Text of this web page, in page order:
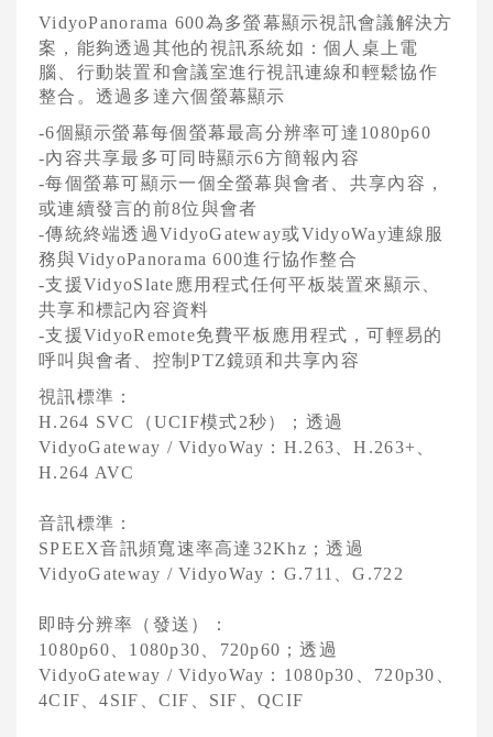
AVAYA視訊會議系統
VCPLUS雲端視訊會議服務
視訊研討會與活動規劃
Logitech視訊會議系統
Jabra 整合通訊系統
Konftel UC整合通訊
Vidyo 視訊會議系統
Vidyo 行動視訊系統
Vidyo 會議室視訊系統
Vidyo 擬真視訊系統
Vidyo 促銷優惠
AVer 視訊會議系統
VidyoPanorama 600為多螢幕顯示視訊會議解決方
案，能夠透過其他的視訊系統如：個人桌上電
腦、行動裝置和會議室進行視訊連線和輕鬆協作
整合。透過多達六個螢幕顯示
-6個顯示螢幕每個螢幕最高分辨率可達1080p60
-內容共享最多可同時顯示6方簡報內容
-每個螢幕可顯示一個全螢幕與會者、共享內容，
或連續發言的前8位與會者
-傳統終端透過VidyoGateway或VidyoWay連線服
務與VidyoPanorama 600進行協作整合
-支援VidyoSlate應用程式任何平板裝置來顯示、
共享和標記內容資料
-支援VidyoRemote免費平板應用程式，可輕易的
呼叫與會者、控制PTZ鏡頭和共享內容
視訊標準：
H.264 SVC （UCIF模式2秒）；透過
VidyoGateway / VidyoWay ： H.263、H.263+、
H.264 AVC
音訊標準：
SPEEX音訊頻寬速率高達32Khz ；透過
VidyoGateway / VidyoWay ： G.711 、G.722
即時分辨率（發送）：
1080p60、 1080p30、 720p60 ；透過
VidyoGateway / VidyoWay ： 1080p30 、 720p30 、
4CIF、4SIF 、 CIF 、 SIF 、QCIF